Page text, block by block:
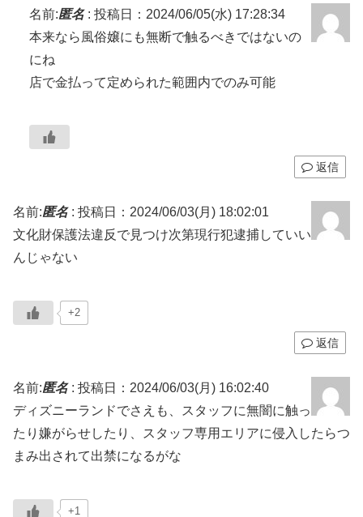
名前:匿名: 投稿日：2024/06/05(水) 17:28:34
本来なら風俗嬢にも無断で触るべきではないの
にね
店で金払って定められた範囲内でのみ可能
返信
名前:匿名: 投稿日：2024/06/03(月) 18:02:01
文化財保護法違反で見つけ次第現行犯逮捕していい
んじゃない
+2
返信
名前:匿名: 投稿日：2024/06/03(月) 16:02:40
ディズニーランドでさえも、スタッフに無闇に触っ
たり嫌がらせしたり、スタッフ専用エリアに侵入したらつ
まみ出されて出禁になるがな
+1